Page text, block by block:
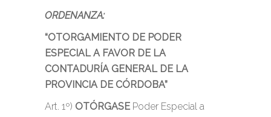
ORDENANZA:
“OTORGAMIENTO DE PODER
ESPECIAL A FAVOR DE LA
CONTADURÍA GENERAL DE LA
PROVINCIA DE CÓRDOBA”
Art. 1º) OTÓRGASE Poder Especial a